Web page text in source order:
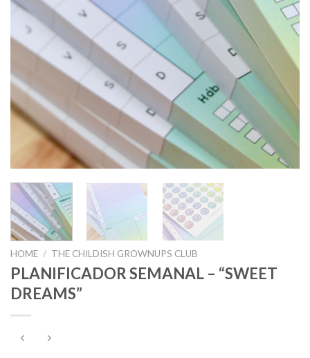
HOME / THE CHILDISH GROWNUPS CLUB
PLANIFICADOR SEMANAL – “SWEET
DREAMS”